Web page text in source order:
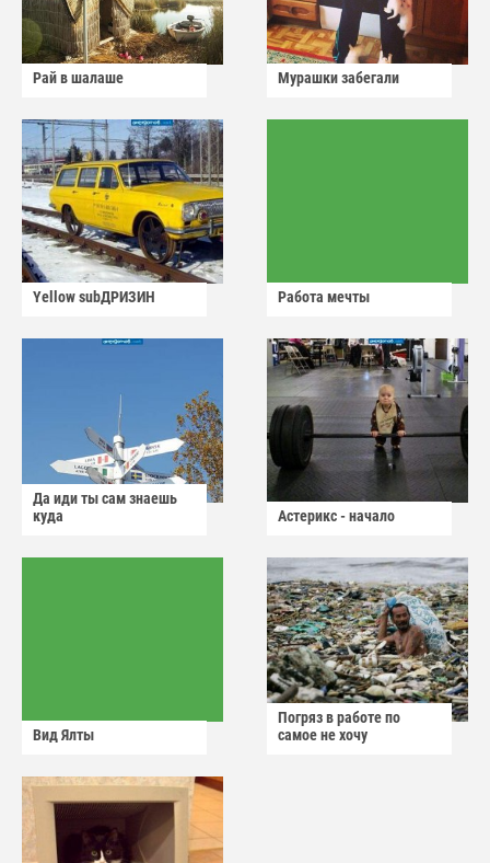
Рай в шалаше Мурашки забегали
Yellow subДРИЗИН Работа мечты
Да иди ты сам знаешь
куда
Астерикс - начало
Вид Ялты
Погряз в работе по
самое не хочу